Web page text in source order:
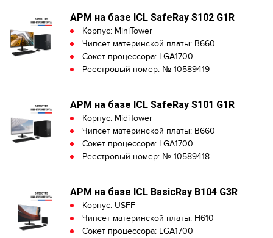
АРМ на базе ICL SafeRay S102 G1R
Корпус: MiniTower
Чипсет материнской платы: B660
Сокет процессора: LGA1700
Реестровый номер: № 10589419
АРМ на базе ICL SafeRay S101 G1R
Корпус: MidiTower
Чипсет материнской платы: B660
Сокет процессора: LGA1700
Реестровый номер: № 10589418
АРМ на базе ICL BasicRay B104 G3R
Корпус: USFF
Чипсет материнской платы: H610
Сокет процессора: LGA1700